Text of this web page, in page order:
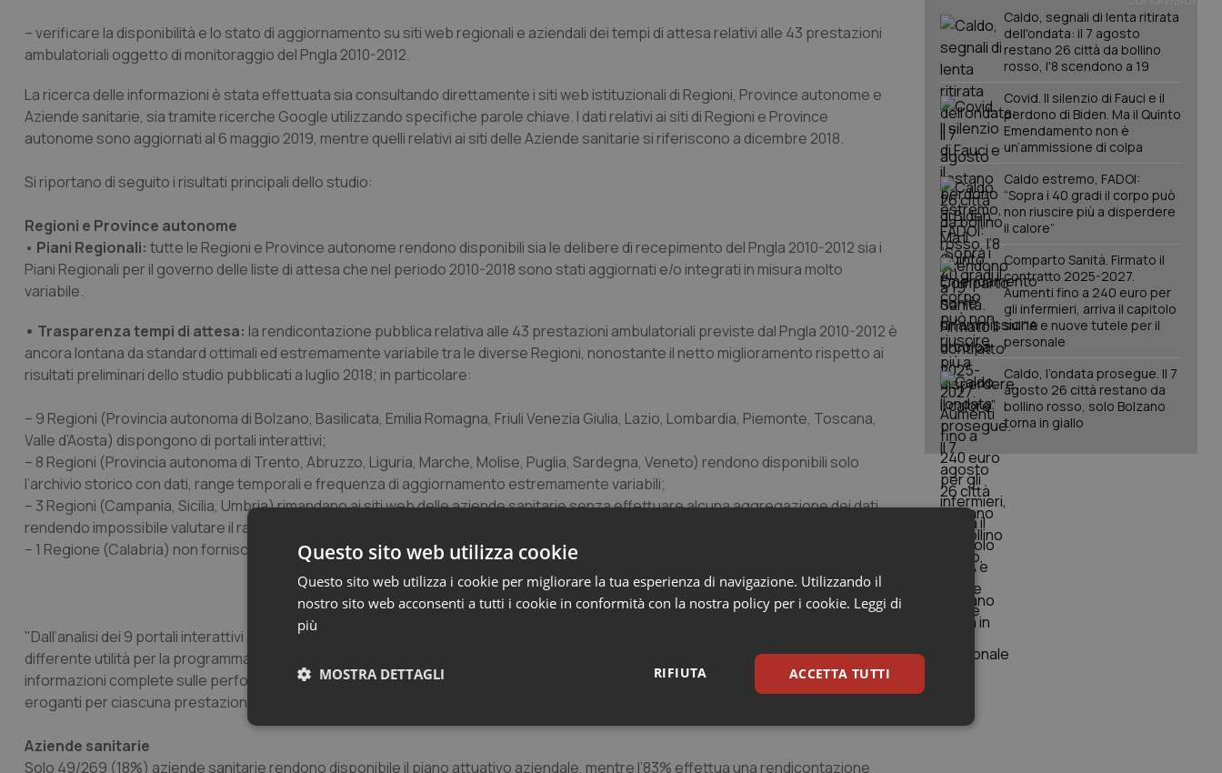
– verificare la disponibilità e lo stato di aggiornamento su siti web regionali e aziendali dei tempi di attesa relativi alle 43 prestazioni
ambulatoriali oggetto di monitoraggio del Pngla 2010-2012.
La ricerca delle informazioni è stata effettuata sia consultando direttamente i siti web istituzionali di Regioni, Province autonome e
Aziende sanitarie, sia tramite ricerche Google utilizzando specifiche parole chiave. I dati relativi ai siti di Regioni e Province
autonome sono aggiornati al 6 maggio 2019, mentre quelli relativi ai siti delle Aziende sanitarie si riferiscono a dicembre 2018.
Si riportano di seguito i risultati principali dello studio:
Regioni e Province autonome
• Piani Regionali: tutte le Regioni e Province autonome rendono disponibili sia le delibere di recepimento del Pngla 2010-2012 sia i
Piani Regionali per il governo delle liste di attesa che nel periodo 2010-2018 sono stati aggiornati e/o integrati in misura molto
variabile.
• Trasparenza tempi di attesa: la rendicontazione pubblica relativa alle 43 prestazioni ambulatoriali previste dal Pngla 2010-2012 è
ancora lontana da standard ottimali ed estremamente variabile tra le diverse Regioni, nonostante il netto miglioramento rispetto ai
risultati preliminari dello studio pubblicati a luglio 2018; in particolare:
– 9 Regioni (Provincia autonoma di Bolzano, Basilicata, Emilia Romagna, Friuli Venezia Giulia, Lazio, Lombardia, Piemonte, Toscana,
Valle d’Aosta) dispongono di portali interattivi;
– 8 Regioni (Provincia autonoma di Trento, Abruzzo, Liguria, Marche, Molise, Puglia, Sardegna, Veneto) rendono disponibili solo
l’archivio storico con dati, range temporali e frequenza di aggiornamento estremamente variabili;
– 3 Regioni (Campania, Sicilia, Umbria) rimandano ai siti web delle aziende sanitarie senza effettuare alcuna aggregazione dei dati,
rendendo impossibile valutare il range temporale e la frequenza di aggiornamento degli archivi storici;
– 1 Regione (Calabria) non fornisce alcuna informazione sui tempi di attesa.
"Dall’analisi dei 9 portali interattivi – sottolinea Gimbe – emerge la notevole eterogeneità di struttura e funzioni da cui deriva la
differente utilità per la programmazione sanitaria e per l’informazione al cittadino. Più in generale, nessuna Regione oggi fornisce
informazioni complete sulle performance regionali sul rispetto dei tempi massimi di attesa, né i tempi di attesa delle strutture
eroganti per ciascuna prestazione con indicazione della prima disponibilità per il cittadino".
Aziende sanitarie
Solo 49/269 (18%) aziende sanitarie rendono disponibile il piano attuativo aziendale, mentre l’83% effettua una rendicontazione
Caldo, segnali di lenta ritirata
dell'ondata: il 7 agosto
restano 26 città da bollino
rosso, l'8 scendono a 19
Covid. Il silenzio di Fauci e il
perdono di Biden. Ma il Quinto
Emendamento non è
un’ammissione di colpa
Caldo estremo, FADOI:
“Sopra i 40 gradi il corpo può
non riuscire più a disperdere
il calore”
Comparto Sanità. Firmato il
contratto 2025-2027.
Aumenti fino a 240 euro per
gli infermieri, arriva il capitolo
sull'IA e nuove tutele per il
personale
Caldo, l’ondata prosegue. Il 7
agosto 26 città restano da
bollino rosso, solo Bolzano
torna in giallo
Questo sito web utilizza cookie
Questo sito web utilizza i cookie per migliorare la tua esperienza di navigazione. Utilizzando il
nostro sito web acconsenti a tutti i cookie in conformità con la nostra policy per i cookie. Leggi di
più
ACCETTA TUTTI
RIFIUTA
MOSTRA DETTAGLI
Necessari Statistici Marketing